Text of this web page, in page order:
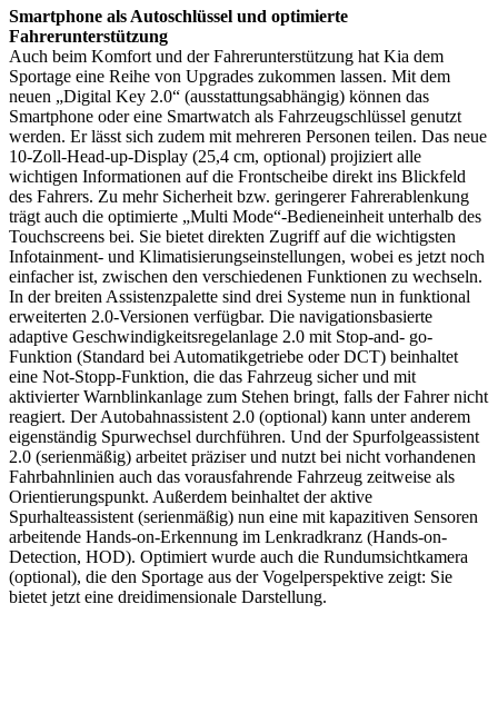
Smartphone als Autoschlüssel und optimierte
Fahrerunterstützung
Auch beim Komfort und der Fahrerunterstützung hat Kia dem
Sportage eine Reihe von Upgrades zukommen lassen. Mit dem
neuen „Digital Key 2.0“ (ausstattungsabhängig) können das
Smartphone oder eine Smartwatch als Fahrzeugschlüssel genutzt
werden. Er lässt sich zudem mit mehreren Personen teilen. Das neue
10-Zoll-Head-up-Display (25,4 cm, optional) projiziert alle
wichtigen Informationen auf die Frontscheibe direkt ins Blickfeld
des Fahrers. Zu mehr Sicherheit bzw. geringerer Fahrerablenkung
trägt auch die optimierte „Multi Mode“-Bedieneinheit unterhalb des
Touchscreens bei. Sie bietet direkten Zugriff auf die wichtigsten
Infotainment- und Klimatisierungseinstellungen, wobei es jetzt noch
einfacher ist, zwischen den verschiedenen Funktionen zu wechseln.
In der breiten Assistenzpalette sind drei Systeme nun in funktional
erweiterten 2.0-Versionen verfügbar. Die navigationsbasierte
adaptive Geschwindigkeitsregelanlage 2.0 mit Stop-and- go-
Funktion (Standard bei Automatikgetriebe oder DCT) beinhaltet
eine Not-Stopp-Funktion, die das Fahrzeug sicher und mit
aktivierter Warnblinkanlage zum Stehen bringt, falls der Fahrer nicht
reagiert. Der Autobahnassistent 2.0 (optional) kann unter anderem
eigenständig Spurwechsel durchführen. Und der Spurfolgeassistent
2.0 (serienmäßig) arbeitet präziser und nutzt bei nicht vorhandenen
Fahrbahnlinien auch das vorausfahrende Fahrzeug zeitweise als
Orientierungspunkt. Außerdem beinhaltet der aktive
Spurhalteassistent (serienmäßig) nun eine mit kapazitiven Sensoren
arbeitende Hands-on-Erkennung im Lenkradkranz (Hands-on-
Detection, HOD). Optimiert wurde auch die Rundumsichtkamera
(optional), die den Sportage aus der Vogelperspektive zeigt: Sie
bietet jetzt eine dreidimensionale Darstellung.